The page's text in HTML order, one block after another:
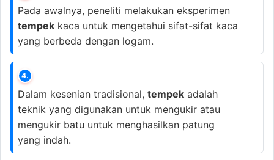
Pada awalnya, peneliti melakukan eksperimen
tempek kaca untuk mengetahui sifat-sifat kaca
yang berbeda dengan logam.
4.
Dalam kesenian tradisional, tempek adalah
teknik yang digunakan untuk mengukir atau
mengukir batu untuk menghasilkan patung
yang indah.